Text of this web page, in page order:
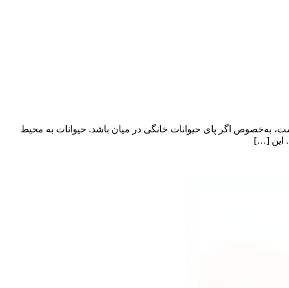
به‌خصوص اگر پای حیوانات خانگی در میان باشد. حیوانات به محیط
این […]